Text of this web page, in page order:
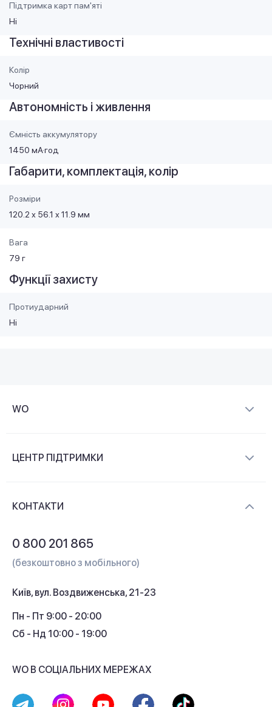
Підтримка карт пам'яті
Ні
Технічні властивості
Колір
Чорний
Автономність і живлення
Ємність аккумулятору
1450 мА·год
Габарити, комплектація, колір
Розміри
120.2 х 56.1 х 11.9 мм
Вага
79 г
Функції захисту
Протиударний
Ні
WO
Контакти
ЦЕНТР ПІДТРИМКИ
Кешбек
КОНТАКТИ
0 800 201 865
(безкоштовно з мобільного)
Київ, вул. Воздвиженська, 21-23
Пн - Пт 9:00 - 20:00
Сб - Нд 10:00 - 19:00
WO В СОЦІАЛЬНИХ МЕРЕЖАХ